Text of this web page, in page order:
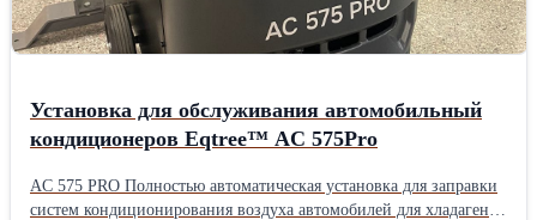
газа обеспечивают более эффективные и стабильные рабочие
качества.
Установка для обслуживания автомобильный
кондиционеров Eqtree™ AC 575Pro
AC 575 PRO Полностью автоматическая установка для заправки
систем кондиционирования воздуха автомобилей для хладагента